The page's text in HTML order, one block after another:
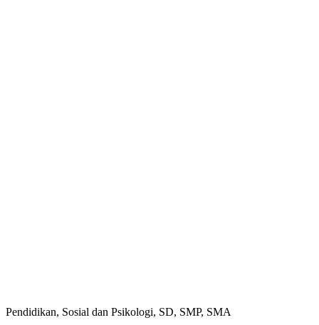
Pendidikan, Sosial dan Psikologi, SD, SMP, SMA